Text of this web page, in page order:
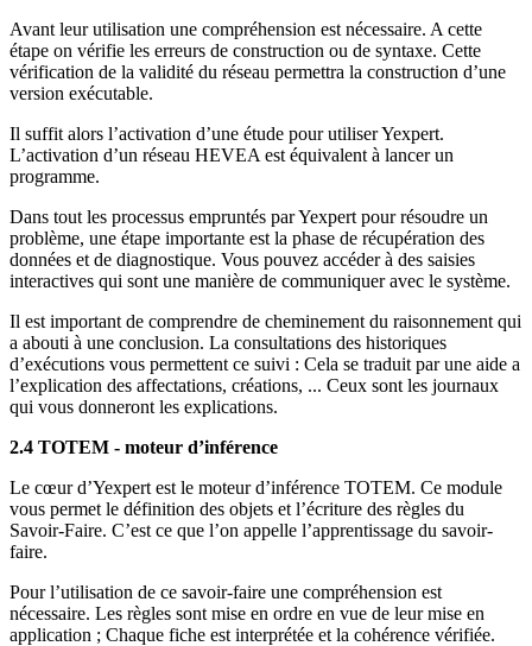
Avant leur utilisation une compréhension est nécessaire. A cette
étape on vérifie les erreurs de construction ou de syntaxe. Cette
vérification de la validité du réseau permettra la construction d’une
version exécutable.
Il suffit alors l’activation d’une étude pour utiliser Yexpert.
L’activation d’un réseau HEVEA est équivalent à lancer un
programme.
Dans tout les processus empruntés par Yexpert pour résoudre un
problème, une étape importante est la phase de récupération des
données et de diagnostique. Vous pouvez accéder à des saisies
interactives qui sont une manière de communiquer avec le système.
Il est important de comprendre de cheminement du raisonnement qui
a abouti à une conclusion. La consultations des historiques
d’exécutions vous permettent ce suivi : Cela se traduit par une aide a
l’explication des affectations, créations, ... Ceux sont les journaux
qui vous donneront les explications.
2.4 TOTEM - moteur d’inférence
Le cœur d’Yexpert est le moteur d’inférence TOTEM. Ce module
vous permet le définition des objets et l’écriture des règles du
Savoir-Faire. C’est ce que l’on appelle l’apprentissage du savoir-
faire.
Pour l’utilisation de ce savoir-faire une compréhension est
nécessaire. Les règles sont mise en ordre en vue de leur mise en
application ; Chaque fiche est interprétée et la cohérence vérifiée.